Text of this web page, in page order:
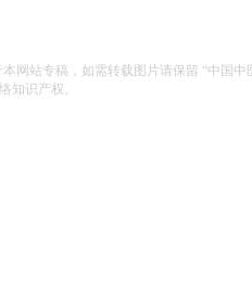
网站专稿，如需转载图片请保留 “中国
知识产权。